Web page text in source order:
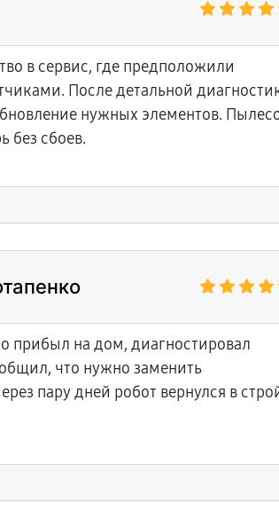
в сервис, где предположили
После детальной
нужных элементов.
без сбоев.
прибыл на дом, диагностировал
что нужно заменить
пару дней робот вернулся в